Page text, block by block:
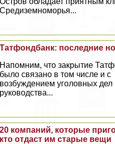
Средиземноморья...
Татфондбанк: последние
Напомним, что закрытие
было связано в том числе и с
возбуждением уголовных дел
руководства...
20 компаний, которые
кто отдаст им старые вещи